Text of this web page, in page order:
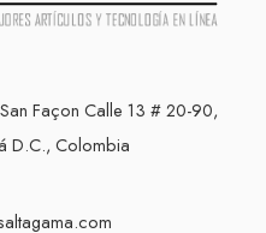
Façon Calle 13 # 20-90,
D.C., Colombia